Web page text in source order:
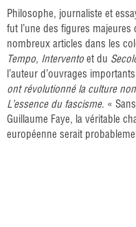
Philosophe, journaliste et
fut l’une des figures
nombreux articles dans les
Tempo, Intervento et du
l’auteur d’ouvrages
ont révolutionné la culture
L’essence du fascisme. «
Guillaume Faye, la véritable
européenne serait